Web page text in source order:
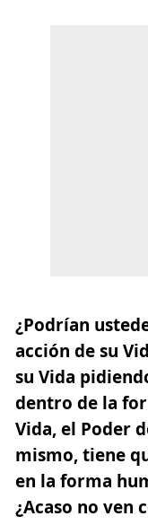
¿Podrían
acción de su
su Vida
dentro de la
Vida, el Poder
mismo, tiene
en la forma
¿Acaso no ven